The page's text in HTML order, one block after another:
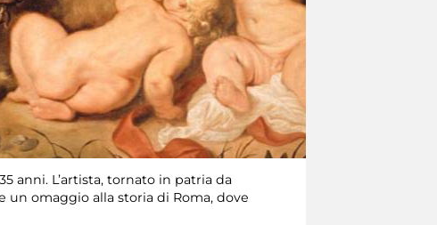
anni. L’artista, tornato in patria da
un omaggio alla storia di Roma, dove